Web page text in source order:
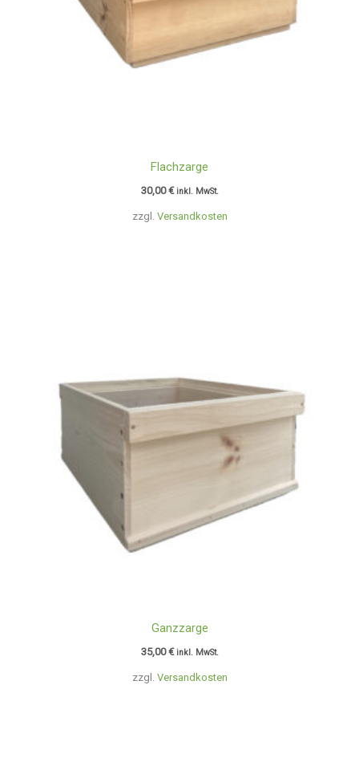
zzgl. Versandkosten
Flachzarge
30,00€ inkl. MwSt.
zzgl. Versandkosten
Ganzzarge
35,00€ inkl. MwSt.